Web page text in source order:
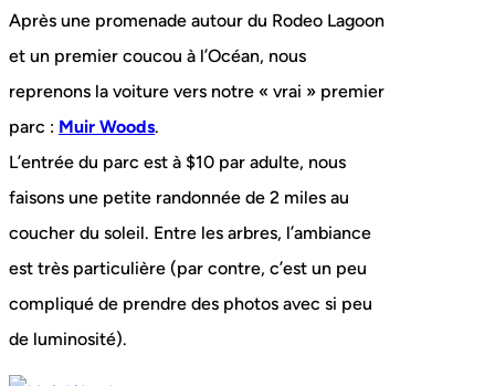
Après une promenade autour du Rodeo Lagoon
et un premier coucou à l’Océan, nous
reprenons la voiture vers notre « vrai » premier
parc : Muir Woods.
L’entrée du parc est à $10 par adulte, nous
faisons une petite randonnée de 2 miles au
coucher du soleil. Entre les arbres, l’ambiance
est très particulière (par contre, c’est un peu
compliqué de prendre des photos avec si peu
de luminosité).